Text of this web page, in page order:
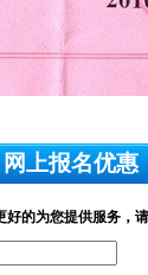
网上报名优惠
好的为您提供服务，